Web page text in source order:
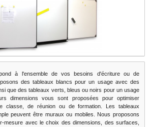
à l'ensemble de vos besoins d'écriture ou de
des tableaux blancs pour un usage avec des
que des tableaux verts, bleus ou noirs pour un usage
dimensions vous sont proposées pour optimiser
classe, de réunion ou de formation. Les tableaux
peuvent être muraux ou mobiles. Nous proposons
mesure avec le choix des dimensions, des surfaces,